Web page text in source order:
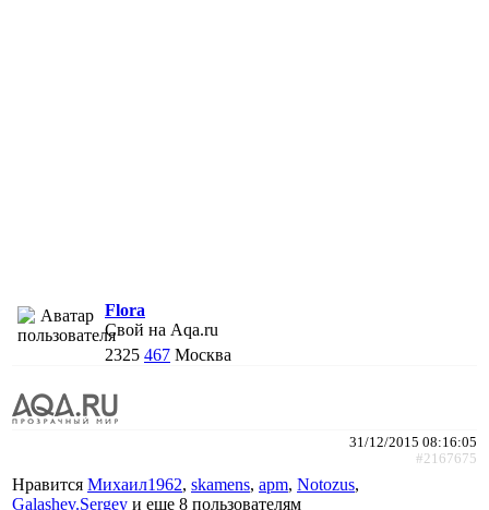
Flora
Свой на Aqa.ru
2325 467 Москва
31/12/2015 08:16:05
#2167675
Нравится Михаил1962, skamens, apm, Notozus,
Galashev.Sergey и еще 8 пользователям